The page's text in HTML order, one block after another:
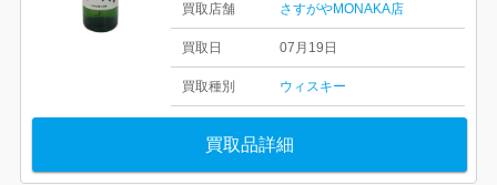
買取店舗 さすがやMONAKA店
買取日 07月19日
買取種別 ウィスキー
買取品詳細